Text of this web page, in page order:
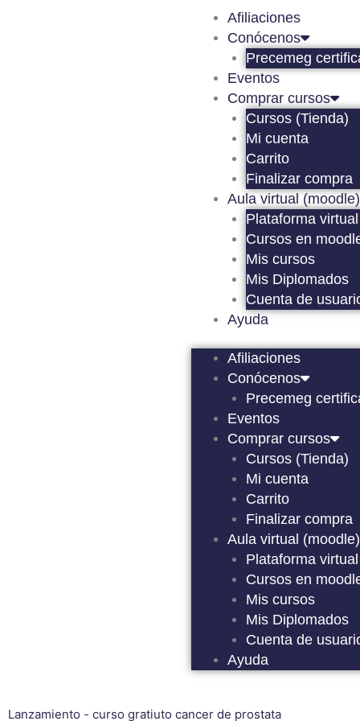
Afiliaciones
Conócenos
Precemeg
Eventos
Comprar cursos
Cursos (Tienda)
Mi cuenta
Carrito
Finalizar compra
Aula virtual (moodle)
Plataforma virtual
Cursos en
Mis cursos
Mis Diplomados
Cuenta de
Ayuda
Afiliaciones
Conócenos
Precemeg
Eventos
Comprar cursos
Cursos (Tienda)
Mi cuenta
Carrito
Finalizar compra
Aula virtual (moodle)
Plataforma virtual
Cursos en
Mis cursos
Mis Diplomados
Cuenta de
Ayuda
Lanzamiento - curso gratiuto cancer de prostata